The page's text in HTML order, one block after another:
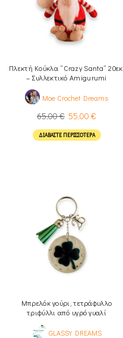
Πλεκτή Κούκλα “Crazy Santa” 20εκ.
– Συλλεκτικό Amigurumi
Moe Crochet Dreams
65,00€ 55,00 €
ΔΙΑΒΆΣΤΕ ΠΕΡΙΣΣΌΤΕΡΑ
Μπρελόκ γούρι, τετράφυλλο
τριφύλλι από υγρό γυαλί
GLASSY DREAMS